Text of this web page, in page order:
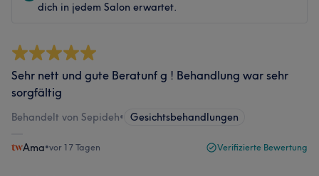
dich in jedem Salon erwartet.
Sehr nett und gute Beratunf g ! Behandlung war sehr
sorgfältig
Behandelt von Sepideh• Gesichtsbehandlungen
Ama•vor 17 Tagen Verifizierte Bewertung